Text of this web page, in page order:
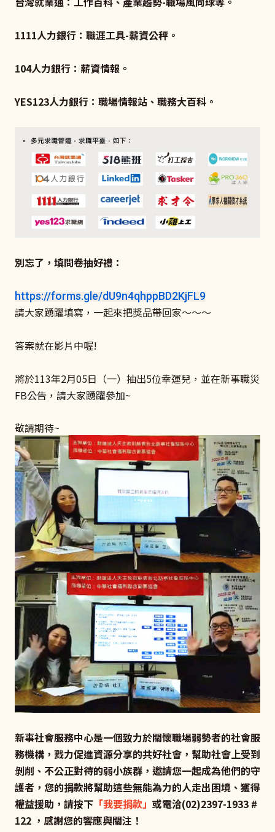
1111人力銀行：職涯工具-薪資公秤。
104人力銀行：薪資情報。
YES123人力銀行：職場情報站、職務大百科。
別忘了，填問卷抽好禮：
https://forms.gle/dU9n4qhppBD2KjFL9
請大家踴躍填寫，一起來把獎品帶回家～～～
答案就在影片中喔!
將於113年2月05日（一）抽出5位幸運兒，並在新事職災
FB公告，請大家踴躍參加~
敬請期待~
新事社會服務中心是一個致力於關懷職場弱勢者的社會服
務機構，戮力促進資源分享的共好社會，幫助社會上受到
剝削、不公正對待的弱小族群，邀請您一起成為他們的守
護者，您的捐款將幫助這些無能為力的人走出困境、獲得
權益援助，請按下 「我要捐款」 或電洽(02)2397-1933 #
122 ，感謝您的響應與關注！